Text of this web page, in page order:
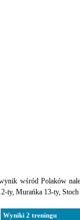
wśród Polaków
ty, Murańka 13-ty,
Wyniki 2 treningu